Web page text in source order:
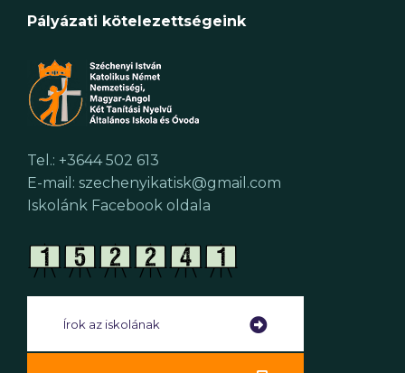
Pályázati kötelezettségeink
Tel.: +3644 502 613
E-mail: szechenyikatisk@gmail.com
Iskolánk Facebook oldala
Írok az iskolának